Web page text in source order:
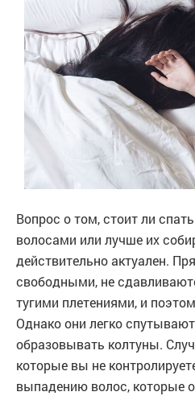
Вопрос о том, стоит ли
волосами или лучше их
действительно актуален.
свободными, не
тугими плетениями, и
Однако они легко
образовывать колтуны.
которые вы не
выпадению волос, которые